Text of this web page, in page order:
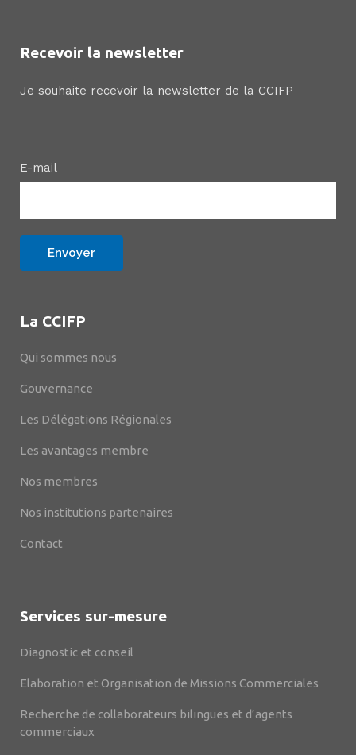
Recevoir la newsletter
Je souhaite recevoir la newsletter de la CCIFP
E-mail
La CCIFP
Qui sommes nous
Gouvernance
Les Délégations Régionales
Les avantages membre
Nos membres
Nos institutions partenaires
Contact
Services sur-mesure
Diagnostic et conseil
Elaboration et Organisation de Missions Commerciales
Recherche de collaborateurs bilingues et d’agents
commerciaux